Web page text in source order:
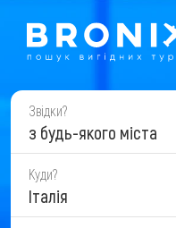
Звідки?
з будь-якого міста
Куди?
Італія